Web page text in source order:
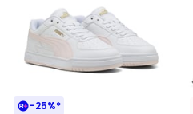
-25%*